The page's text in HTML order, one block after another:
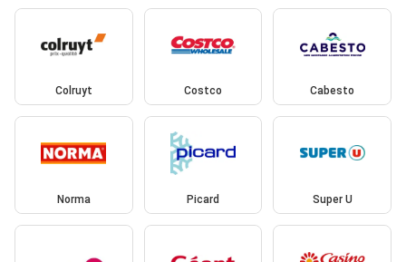
Colruyt Costco Cabesto
Norma Picard Super U